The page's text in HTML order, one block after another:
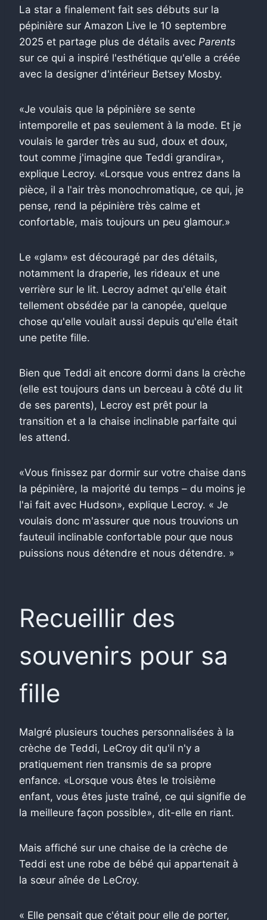
La star a finalement fait ses débuts sur la
pépinière sur Amazon Live le 10 septembre
2025 et partage plus de détails avec Parents
sur ce qui a inspiré l'esthétique qu'elle a créée
avec la designer d'intérieur Betsey Mosby.
«Je voulais que la pépinière se sente
intemporelle et pas seulement à la mode. Et je
voulais le garder très au sud, doux et doux,
tout comme j'imagine que Teddi grandira»,
explique Lecroy. «Lorsque vous entrez dans la
pièce, il a l'air très monochromatique, ce qui, je
pense, rend la pépinière très calme et
confortable, mais toujours un peu glamour.»
Le «glam» est découragé par des détails,
notamment la draperie, les rideaux et une
verrière sur le lit. Lecroy admet qu'elle était
tellement obsédée par la canopée, quelque
chose qu'elle voulait aussi depuis qu'elle était
une petite fille.
Bien que Teddi ait encore dormi dans la crèche
(elle est toujours dans un berceau à côté du lit
de ses parents), Lecroy est prêt pour la
transition et a la chaise inclinable parfaite qui
les attend.
«Vous finissez par dormir sur votre chaise dans
la pépinière, la majorité du temps – du moins je
l'ai fait avec Hudson», explique Lecroy. « Je
voulais donc m'assurer que nous trouvions un
fauteuil inclinable confortable pour que nous
puissions nous détendre et nous détendre. »
Recueillir des
souvenirs pour sa
fille
Malgré plusieurs touches personnalisées à la
crèche de Teddi, LeCroy dit qu'il n'y a
pratiquement rien transmis de sa propre
enfance. «Lorsque vous êtes le troisième
enfant, vous êtes juste traîné, ce qui signifie de
la meilleure façon possible», dit-elle en riant.
Mais affiché sur une chaise de la crèche de
Teddi est une robe de bébé qui appartenait à
la sœur aînée de LeCroy.
« Elle pensait que c'était pour elle de porter,